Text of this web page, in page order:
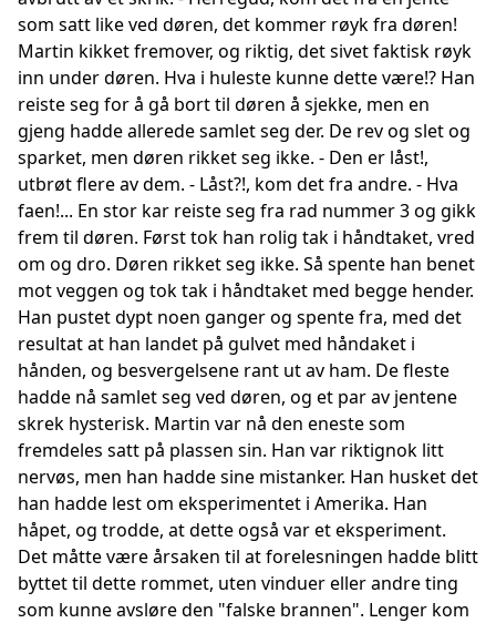
som satt like ved døren, det kommer røyk fra døren!
Martin kikket fremover, og riktig, det sivet faktisk røyk
inn under døren. Hva i huleste kunne dette være!? Han
reiste seg for å gå bort til døren å sjekke, men en
gjeng hadde allerede samlet seg der. De rev og slet og
sparket, men døren rikket seg ikke. - Den er låst!,
utbrøt flere av dem. - Låst?!, kom det fra andre. - Hva
faen!... En stor kar reiste seg fra rad nummer 3 og gikk
frem til døren. Først tok han rolig tak i håndtaket, vred
om og dro. Døren rikket seg ikke. Så spente han benet
mot veggen og tok tak i håndtaket med begge hender.
Han pustet dypt noen ganger og spente fra, med det
resultat at han landet på gulvet med håndaket i
hånden, og besvergelsene rant ut av ham. De fleste
hadde nå samlet seg ved døren, og et par av jentene
skrek hysterisk. Martin var nå den eneste som
fremdeles satt på plassen sin. Han var riktignok litt
nervøs, men han hadde sine mistanker. Han husket det
han hadde lest om eksperimentet i Amerika. Han
håpet, og trodde, at dette også var et eksperiment.
Det måtte være årsaken til at forelesningen hadde blitt
byttet til dette rommet, uten vinduer eller andre ting
som kunne avsløre den "falske brannen". Lenger kom